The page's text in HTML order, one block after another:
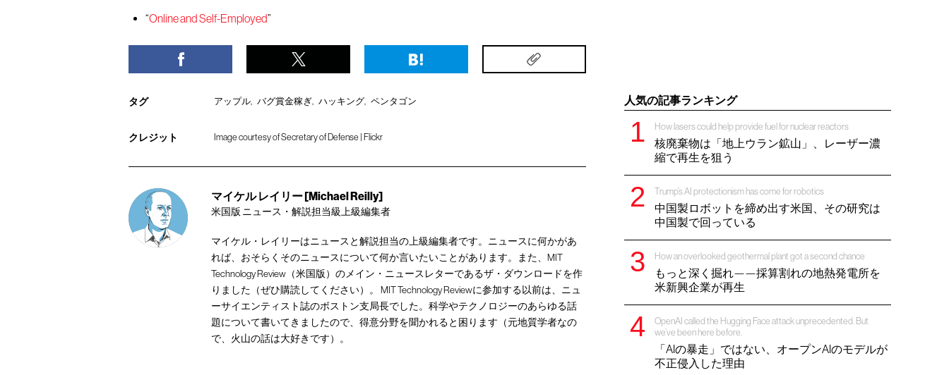
“Online and Self-Employed”
人気の記事ランキング
How lasers could help provide fuel for nuclear reactors
核廃棄物は「地上ウラン鉱山」、レーザー濃
縮で再生を狙う
Trump’s AI protectionism has come for robotics
中国製ロボットを締め出す米国、その研究は
中国製で回っている
How an overlooked geothermal plant got a second chance
もっと深く掘れ——採算割れの地熱発電所を
米新興企業が再生
OpenAI called the Hugging Face attack unprecedented. But
we’ve been here before.
「AIの暴走」ではない、オープンAIのモデルが
不正侵入した理由
タグ アップル バグ賞金稼ぎ ハッキング ペンタゴン
クレジット Image courtesy of Secretary of Defense | Flickr
マイケル レイリー [Michael Reilly]
米国版 ニュース・解説担当級上級編集者
マイケル・レイリーはニュースと解説担当の上級編集者です。ニュースに何かがあ
れば、おそらくそのニュースについて何か言いたいことがあります。また、MIT
Technology Review（米国版）のメイン・ニュースレターであるザ・ダウンロードを作
りました（ぜひ購読してください）。 MIT Technology Reviewに参加する以前は、ニュ
ーサイエンティスト誌のボストン支局長でした。科学やテクノロジーのあらゆる話
題について書いてきましたので、得意分野を聞かれると困ります（元地質学者なの
で、火山の話は大好きです）。